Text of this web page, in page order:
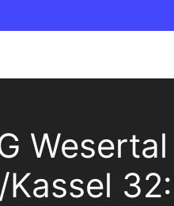
2. DAMEN
Wesertal